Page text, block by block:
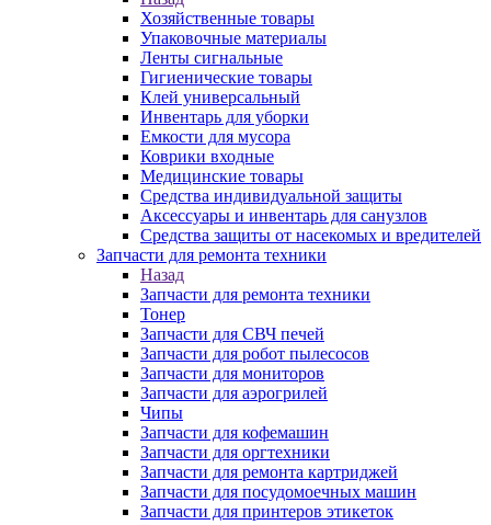
Хозяйственные товары
Упаковочные материалы
Ленты сигнальные
Гигиенические товары
Клей универсальный
Инвентарь для уборки
Емкости для мусора
Коврики входные
Медицинские товары
Средства индивидуальной защиты
Аксессуары и инвентарь для санузлов
Средства защиты от насекомых и вредителей
Запчасти для ремонта техники
Назад
Запчасти для ремонта техники
Тонер
Запчасти для СВЧ печей
Запчасти для робот пылесосов
Запчасти для мониторов
Запчасти для аэрогрилей
Чипы
Запчасти для кофемашин
Запчасти для оргтехники
Запчасти для ремонта картриджей
Запчасти для посудомоечных машин
Запчасти для принтеров этикеток